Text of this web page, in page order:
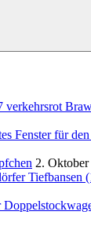
verkehrsrot
Fenster für
2. Oktober
Tiefbansen